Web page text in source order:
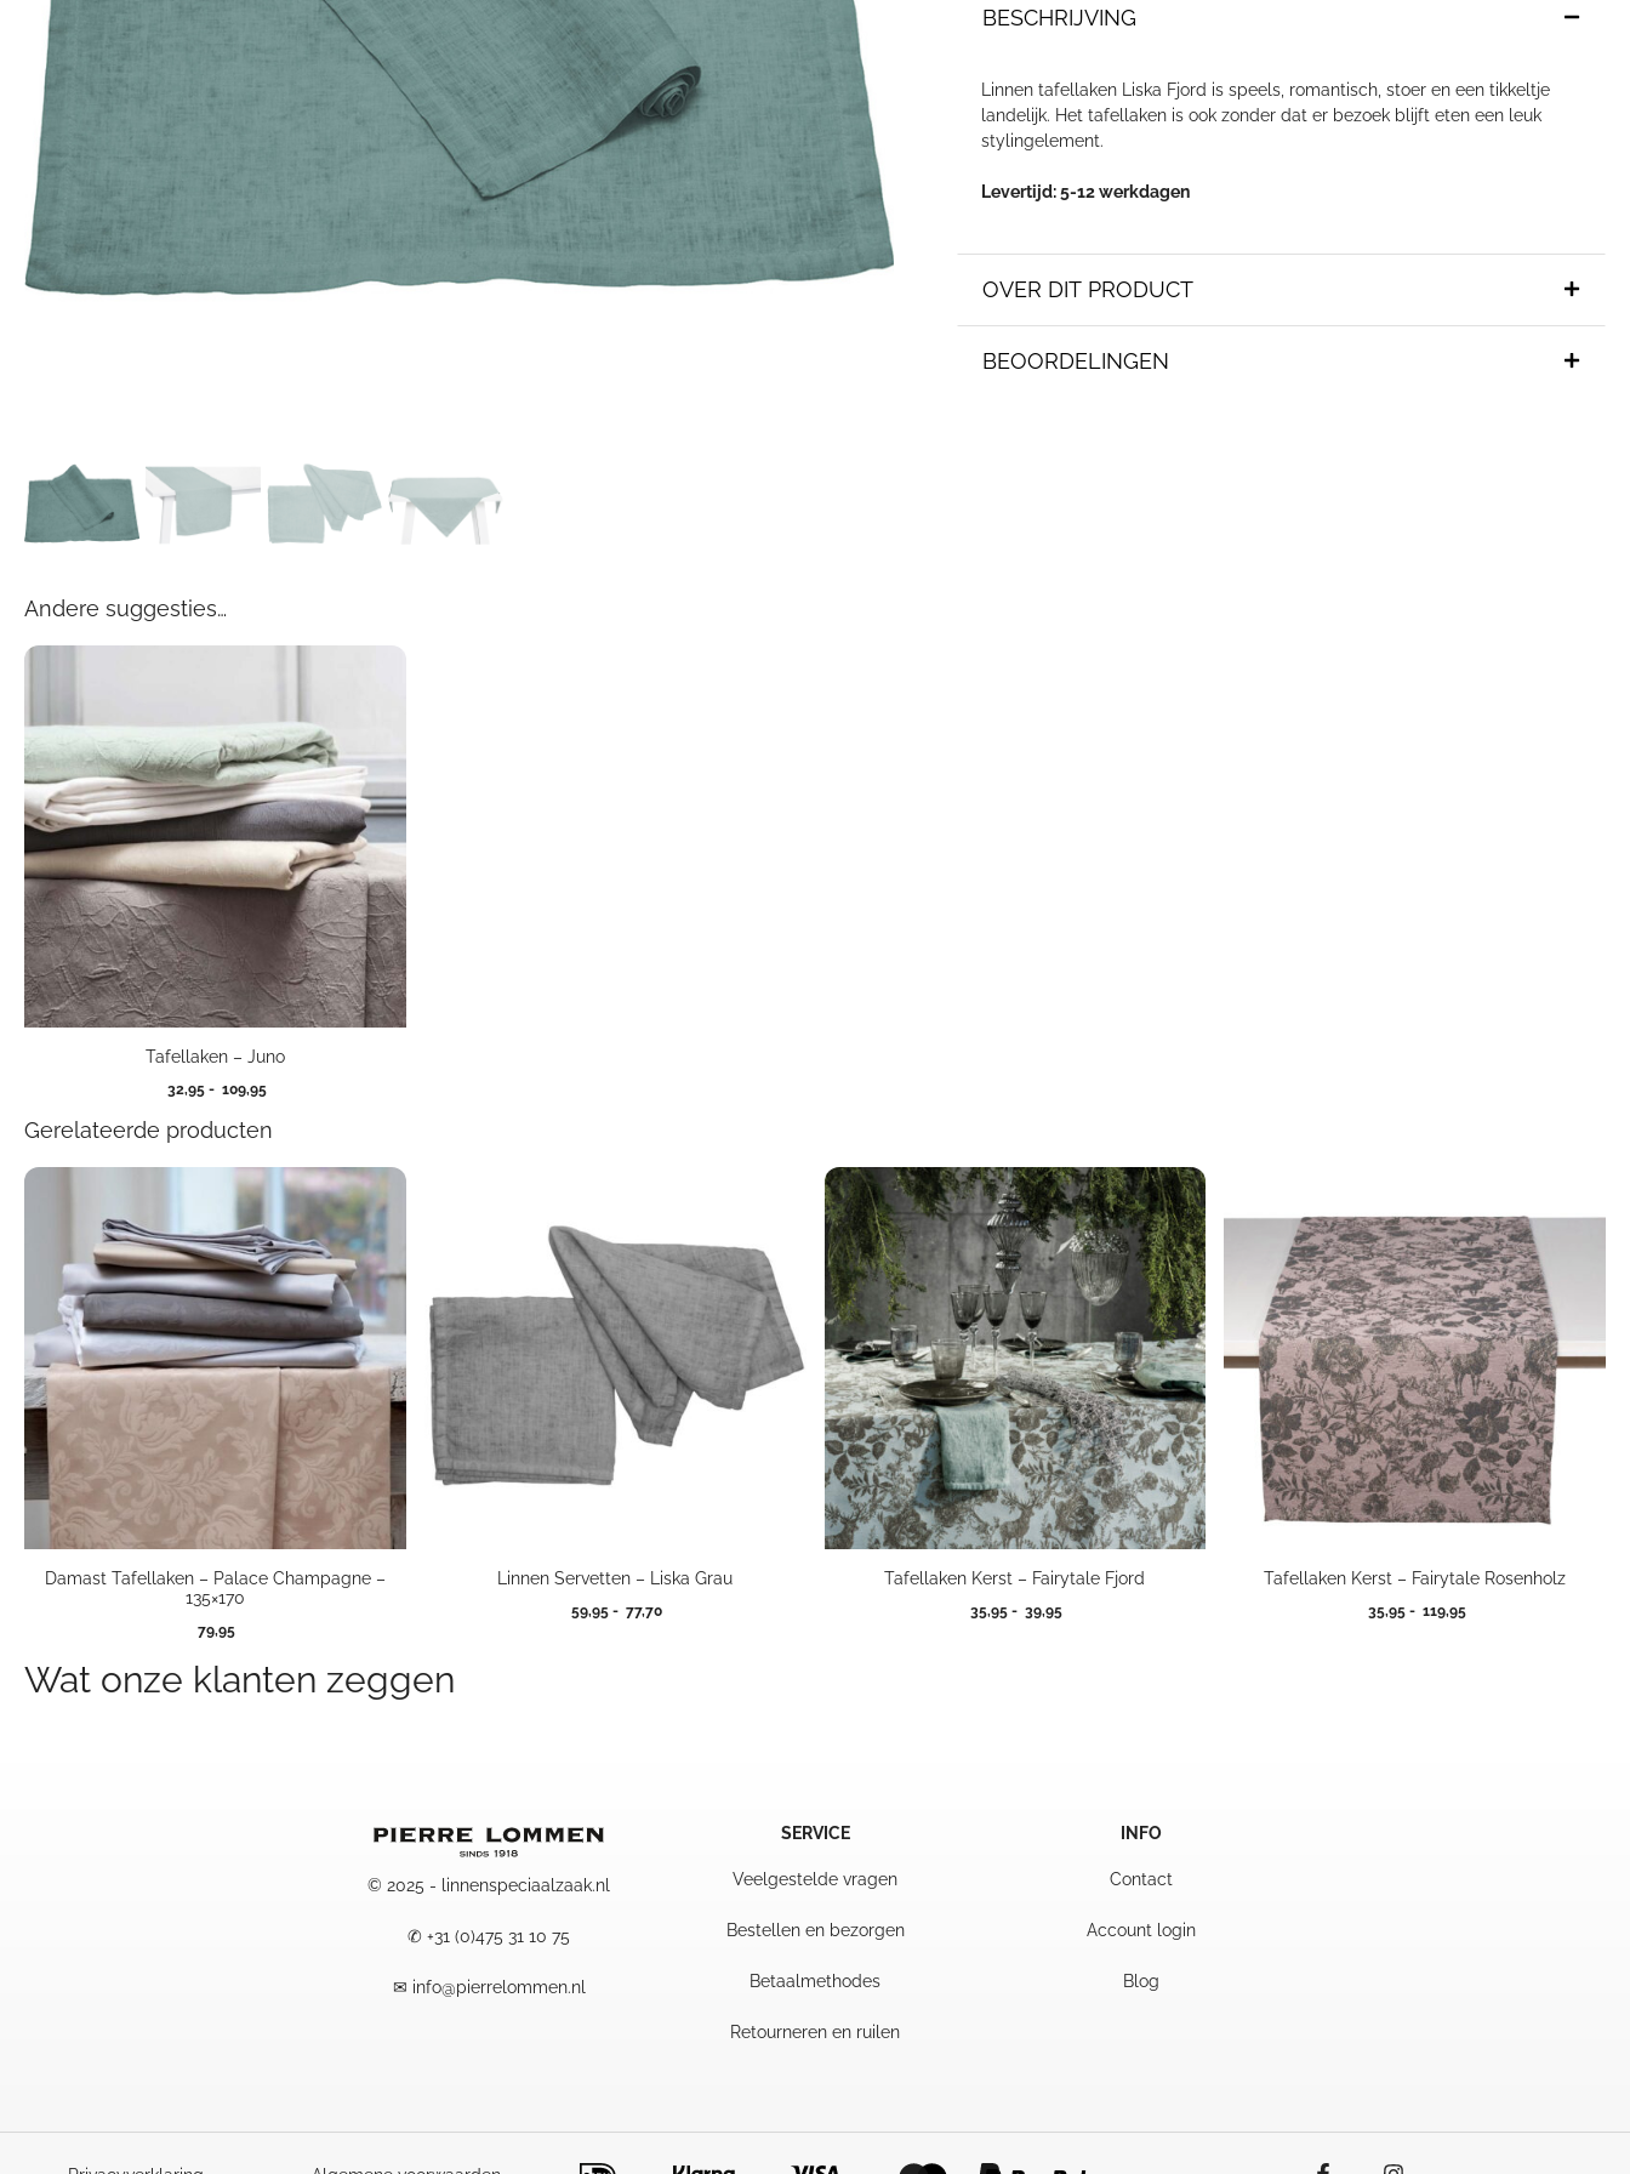
BESCHRIJVING
Linnen tafellaken Liska Fjord is speels, romantisch, stoer en een tikkeltje
landelijk. Het tafellaken is ook zonder dat er bezoek blijft eten een leuk
stylingelement.
Levertijd: 5-12 werkdagen
OVER DIT PRODUCT
BEOORDELINGEN
Andere suggesties…
Tafellaken – Juno
32,95 - 109,95Prijsklasse:
tot
Gerelateerde producten
Damast Tafellaken – Palace Champagne –
135×170
79,95
Linnen Servetten – Liska Grau
59,95 - 77,70Prijsklasse:
Tafellaken Kerst – Fairytale Fjord
35,95 - 39,95
Tafellaken Kerst – Fairytale Rosenholz
35,95 - 119,95Prijsklasse:
Wat onze klanten zeggen
© 2025 - linnenspeciaalzaak.nl
✆ +31 (0)475 31 10 75
✉ info@pierrelommen.nl
SERVICE
Veelgestelde vragen
Bestellen en bezorgen
Betaalmethodes
Retourneren en ruilen
INFO
Contact
Account login
Blog